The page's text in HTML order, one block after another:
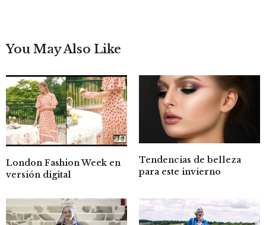
You May Also Like
London Fashion Week en
versión digital
Tendencias de belleza
para este invierno